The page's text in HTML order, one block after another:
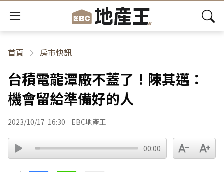
首頁 房市快訊
台積電龍潭廠不蓋了！陳其邁：
機會留給準備好的人
2023/10/17 16:30 EBC地產王
00:00